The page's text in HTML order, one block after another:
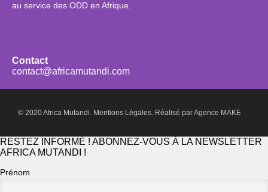
au service des ODD en Afrique.
Contact
contact@africamutandi.com
© 2020 Africa Mutandi. Mentions Légales. Réalisé parAgence MAKE
RESTEZ INFORMÉ ! ABONNEZ-VOUS À LA NEWSLETTER
AFRICA MUTANDI !
Prénom